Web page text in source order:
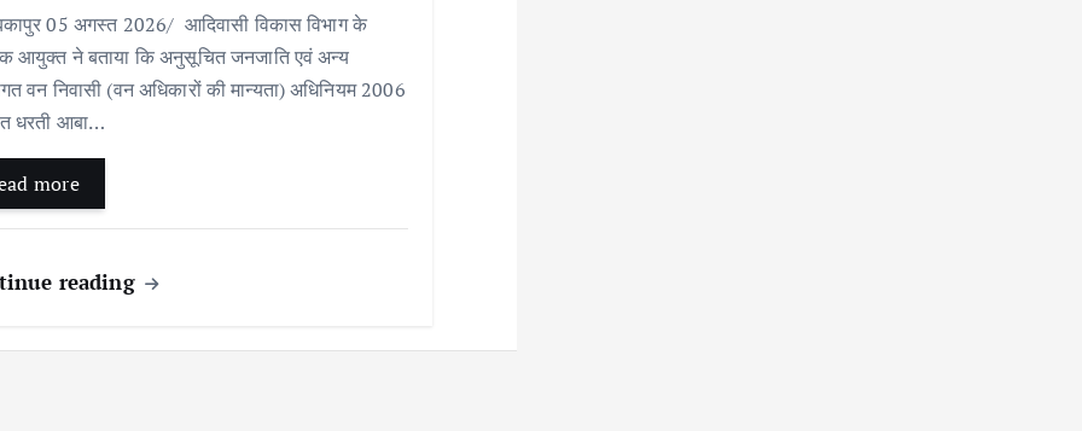
05 अगस्त 2026/ आदिवासी विकास विभाग के
आयुक्त ने बताया कि अनुसूचित जनजाति एवं अन्य
वन निवासी (वन अधिकारों की मान्यता) अधिनियम 2006
धरती आबा…
more
reading